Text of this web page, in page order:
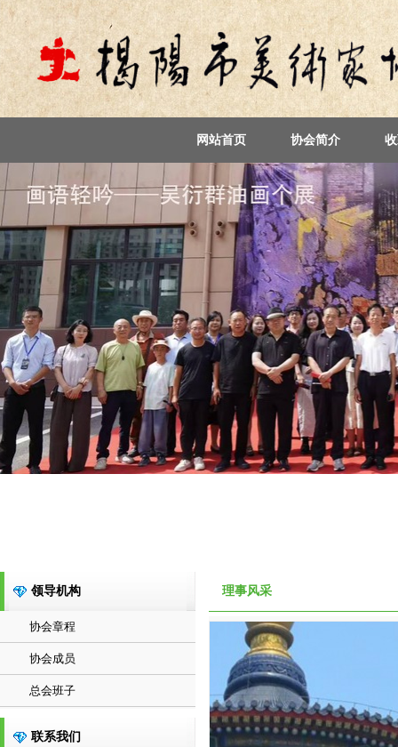
网站首页 协会简介
领导机构
协会章程
协会成员
总会班子
联系我们
理事风采